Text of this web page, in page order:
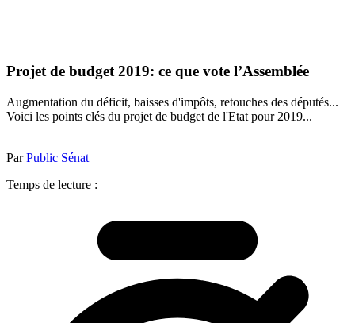
Projet de budget 2019: ce que vote l’Assemblée
Augmentation du déficit, baisses d'impôts, retouches des députés...
Voici les points clés du projet de budget de l'Etat pour 2019...
ParPublic Sénat
Temps de lecture :